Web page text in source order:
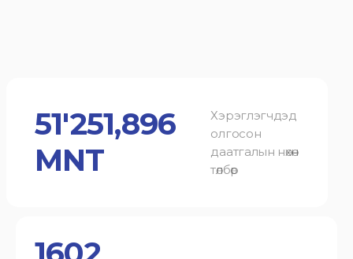
51'251,896
MNT
Хэрэглэгчдэд
олгосон
даатгалын нөхөн
төлбөр